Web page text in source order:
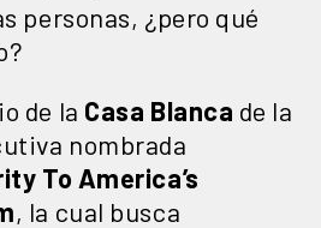
personas, ¿pero qué
de la Casa Blanca de la
nombrada
To America’s
, la cual busca